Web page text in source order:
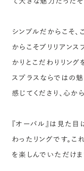
シンプルだからこそ
からこそブリリアン
かりとこだわりリング
スプラスならではの
感じてくださり、心か
『オーバル』は見た
わったリングです。こ
を楽しんでいただけま